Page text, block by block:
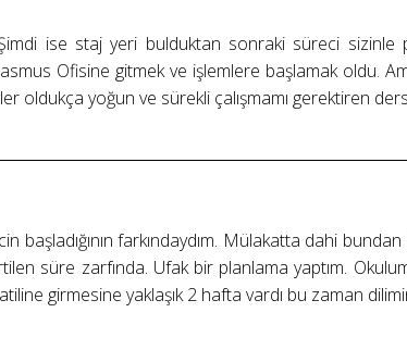
ise staj yeri bulduktan sonraki süreci sizinle
Ofisine gitmek ve işlemlere başlamak oldu.
oldukça yoğun ve sürekli çalışmamı gerektiren
başladığının farkındaydım. Mülakatta dahi
süre zarfında. Ufak bir planlama yaptım.
girmesine yaklaşık 2 hafta vardı bu zaman